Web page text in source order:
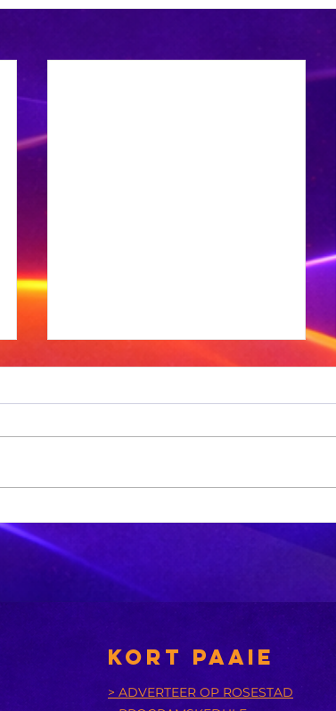
Sneeu word in
dele van die VS
verwag
KORT PAAIE
> ADVERTEER OP ROSESTAD